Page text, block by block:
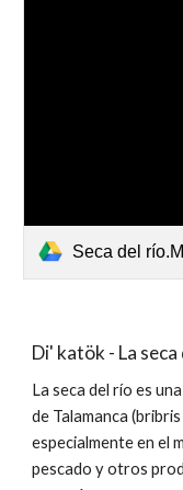
Seca del
Di' katök - La
La seca del río es
de Talamanca
especialmente en el
pescado y otros